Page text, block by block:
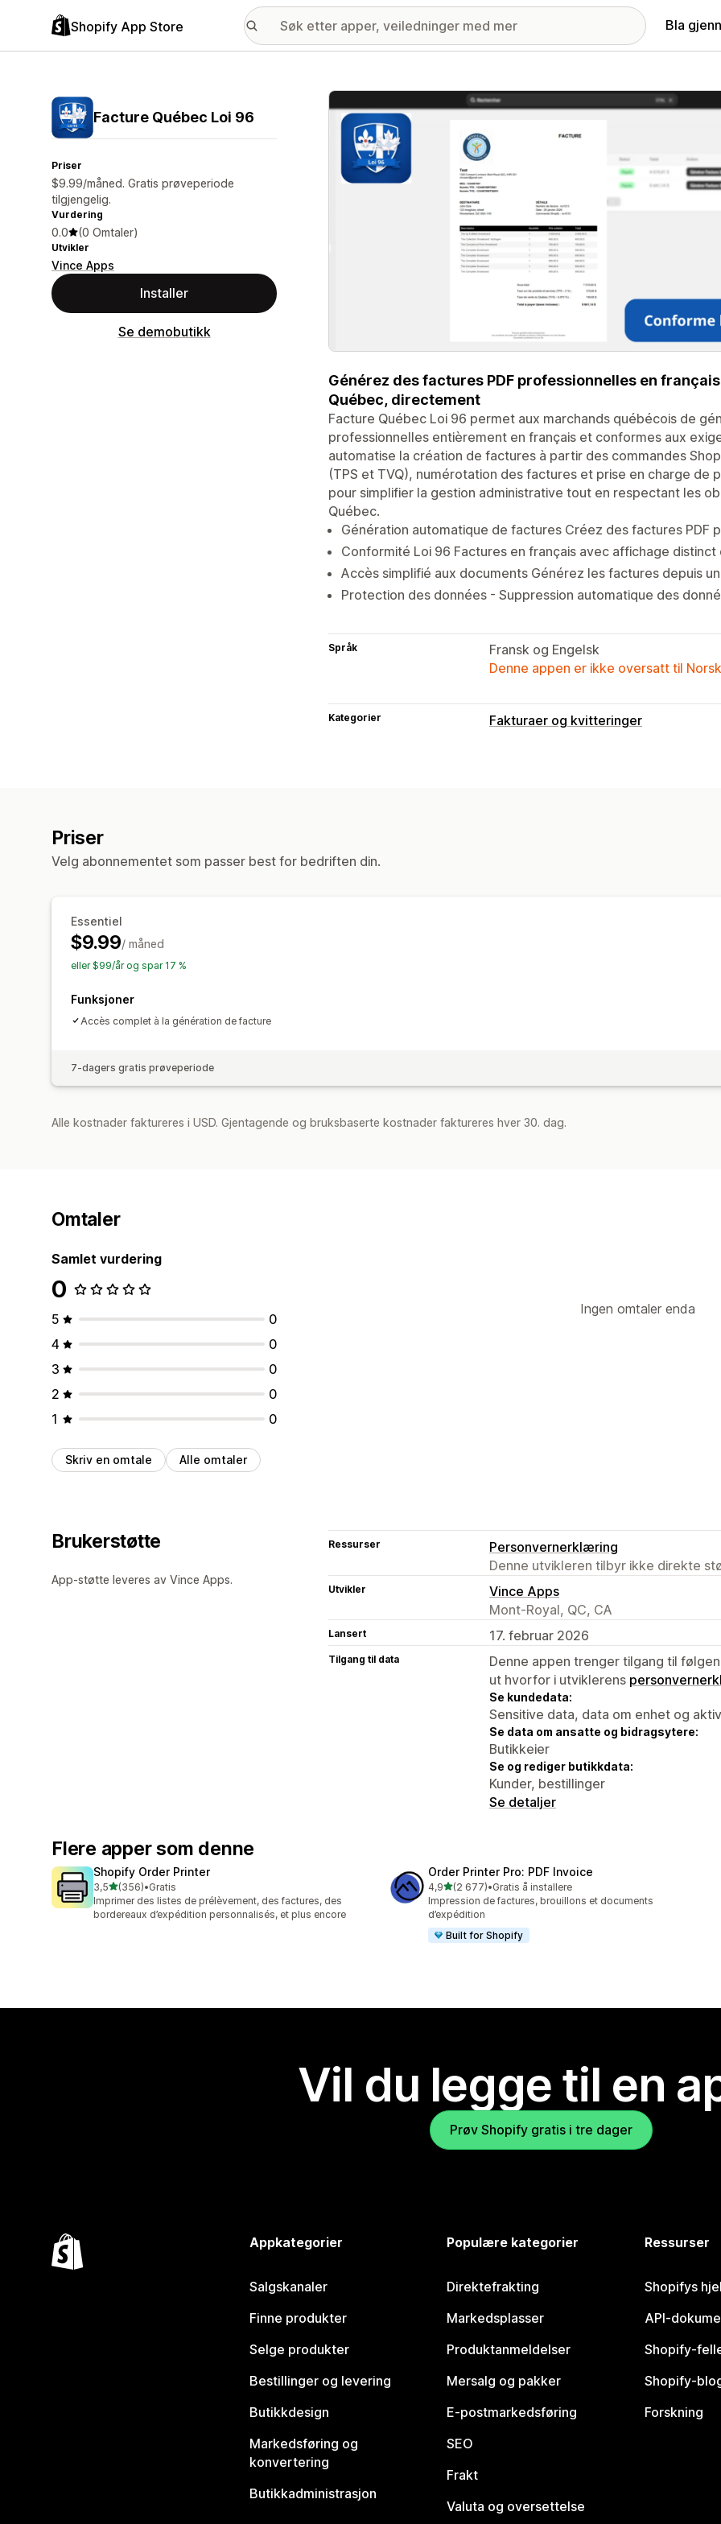
Shopify App Store Bla
Facture Québec Loi 96
Priser
$9.99/måned. Gratis prøveperiode
tilgjengelig.
Vurdering
0.0 (0 Omtaler)
Utvikler
Vince Apps
Installer
Se demobutikk
Galleri med fremhevede bilder
Générez des factures PDF professionnelles en
Québec, directement
Facture Québec Loi 96 permet aux marchands québécois de
professionnelles entièrement en français et conformes aux
automatise la création de factures à partir des commandes
(TPS et TVQ), numérotation des factures et prise en charge de
pour simplifier la gestion administrative tout en respectant les
Québec.
Génération automatique de factures Créez des factures PDF
Conformité Loi 96 Factures en français avec affichage distinct
Accès simplifié aux documents Générez les factures depuis
Protection des données - Suppression automatique des
Språk
Fransk og Engelsk
Denne appen er ikke oversatt til
Kategorier Fakturaer og kvitteringer
Priser
Velg abonnementet som passer best for bedriften din.
Essentiel
$9.99/ måned
eller $99/år og spar 17 %
Funksjoner
Accès complet à la génération de facture
7-dagers gratis prøveperiode
Alle kostnader faktureres i USD. Gjentagende og bruksbaserte kostnader faktureres hver 30. dag.
Omtaler
Samlet vurdering
0
5
0
4
0
3
0
2
0
1
0
Skriv en omtale Alle omtaler
Ingen omtaler enda
Brukerstøtte
App-støtte leveres av Vince Apps.
Ressurser
Personvernerklæring
Denne utvikleren tilbyr ikke direkte
Utvikler
Vince Apps
Mont-Royal, QC, CA
Lansert 17. februar 2026
Tilgang til data
Denne appen trenger tilgang til
ut hvorfor i utviklerens
Se kundedata:
Sensitive data, data om enhet og
Se data om ansatte og bidragsytere:
Butikkeier
Se og rediger butikkdata:
Kunder, bestillinger
Se detaljer
Flere apper som denne
Shopify Order Printer
3,5av 5 stjerner
(356)
Totalt 356 omtaler
•Gratis
Imprimer des listes de prélèvement, des factures, des
bordereaux d’expédition personnalisés, et plus encore
Order Printer Pro: PDF Invoice
4,9av 5 stjerner
(2 677)
Totalt 2677 omtaler
•Gratis å installere
Impression de factures, brouillons et documents
d’expédition
Built for Shopify
Vil du legge til en
Prøv Shopify gratis i tre dager
Appkategorier
Salgskanaler
Finne produkter
Selge produkter
Bestillinger og levering
Butikkdesign
Markedsføring og
konvertering
Butikkadministrasjon
Populære kategorier
Direktefrakting
Markedsplasser
Produktanmeldelser
Mersalg og pakker
E-postmarkedsføring
SEO
Frakt
Valuta og oversettelse
Ressurser
Shopifys
API-
Shopify-
Shopify-
Forskning